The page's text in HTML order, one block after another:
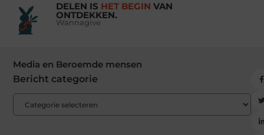
DELEN IS HET BEGIN VAN
ONTDEKKEN.
Wannagive
Media en Beroemde mensen
Bericht categorie